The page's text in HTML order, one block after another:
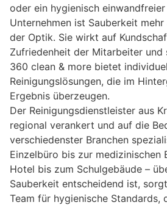
oder ein hygienisch
Unternehmen ist Sauberkeit
der Optik. Sie wirkt auf
Zufriedenheit der Mitarbeiter und
360 clean & more bietet
Reinigungslösungen, die im
Ergebnis überzeugen.
Der Reinigungsdienstleister aus
regional verankert und auf die
verschiedenster Branchen
Einzelbüro bis zur medizinischen
Hotel bis zum Schulgebäude –
Sauberkeit entscheidend ist,
Team für hygienische Standards,